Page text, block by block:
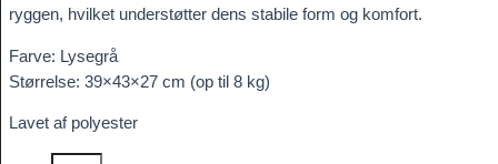
ryggen, hvilket understøtter dens stabile form og komfort.
Farve: Lysegrå
Størrelse: 39×43×27 cm (op til 8 kg)
Lavet af polyester